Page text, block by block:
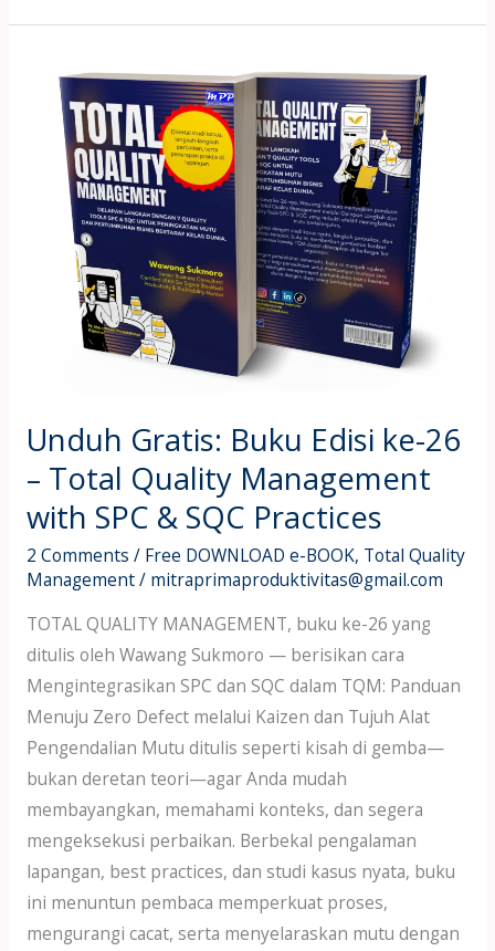
Unduh Gratis: Buku Edisi ke-26
– Total Quality Management
with SPC & SQC Practices
2 Comments / Free DOWNLOAD e-BOOK, Total Quality
Management/ mitraprimaproduktivitas@gmail.com
TOTAL QUALITY MANAGEMENT, buku ke-26 yang
ditulis oleh Wawang Sukmoro — berisikan cara
Mengintegrasikan SPC dan SQC dalam TQM: Panduan
Menuju Zero Defect melalui Kaizen dan Tujuh Alat
Pengendalian Mutu ditulis seperti kisah di gemba—
bukan deretan teori—agar Anda mudah
membayangkan, memahami konteks, dan segera
mengeksekusi perbaikan. Berbekal pengalaman
lapangan, best practices, dan studi kasus nyata, buku
ini menuntun pembaca memperkuat proses,
mengurangi cacat, serta menyelaraskan mutu dengan
Gratis:
Buku
Quality
Management
&
SQC
Practices